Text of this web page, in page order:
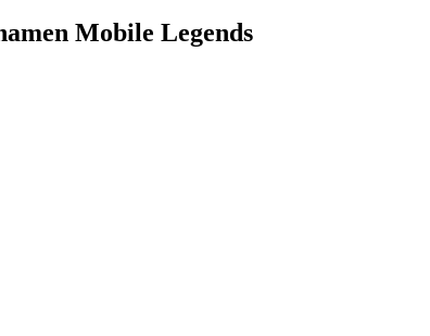
Mobile Legends